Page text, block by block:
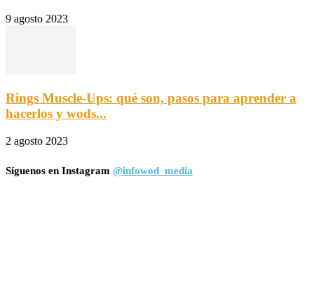
9 agosto 2023
Rings Muscle-Ups: qué son, pasos para aprender a
hacerlos y wods...
2 agosto 2023
Síguenos en Instagram @infowod_media